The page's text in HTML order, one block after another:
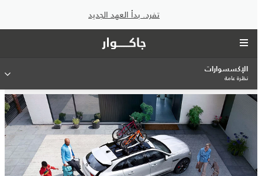
تفرد. بدأ العهد الجديد
الإكسسوارات
نظرة عامة